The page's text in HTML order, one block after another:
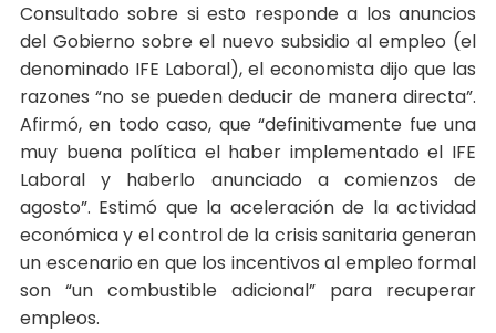
Consultado sobre si esto responde a los anuncios
del Gobierno sobre el nuevo subsidio al empleo (el
denominado IFE Laboral), el economista dijo que las
razones “no se pueden deducir de manera directa”.
Afirmó, en todo caso, que “definitivamente fue una
muy buena política el haber implementado el IFE
Laboral y haberlo anunciado a comienzos de
agosto”. Estimó que la aceleración de la actividad
económica y el control de la crisis sanitaria generan
un escenario en que los incentivos al empleo formal
son “un combustible adicional” para recuperar
empleos.